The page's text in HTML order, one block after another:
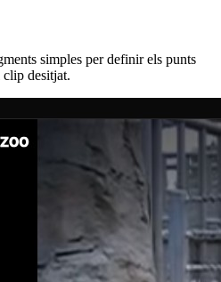
simples per definir els punts
desitjat.